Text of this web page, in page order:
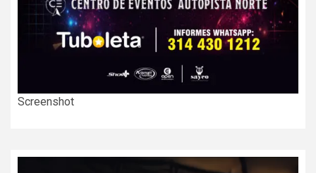
Screenshot